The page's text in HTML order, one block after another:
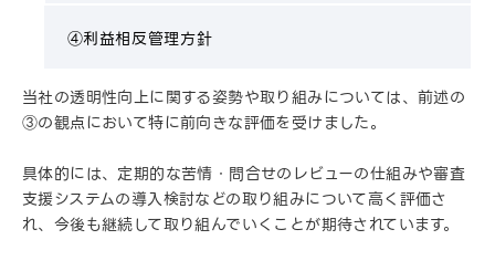
④利益相反管理方針
当社の透明性向上に関する姿勢や取り組みについては、前述の
③の観点において特に前向きな評価を受けました。
具体的には、定期的な苦情・問合せのレビューの仕組みや審査
支援システムの導入検討などの取り組みについて高く評価さ
れ、今後も継続して取り組んでいくことが期待されています。